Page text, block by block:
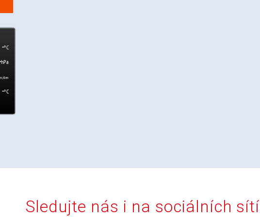
Sledujte nás i na sociálních